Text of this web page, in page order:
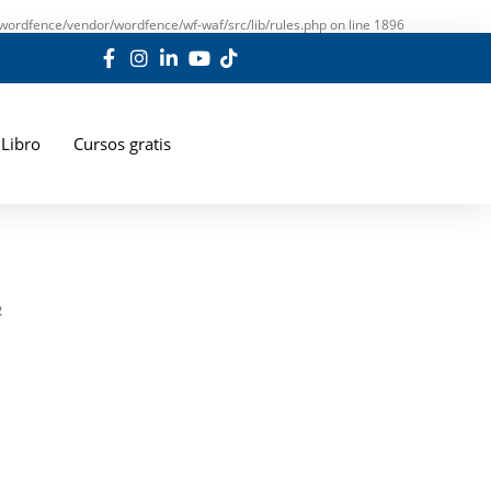
vendor/wordfence/wf-waf/src/lib/rules.phpon line 1896
Libro Cursos gratis